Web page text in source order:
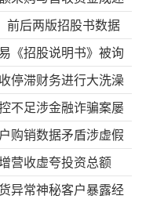
力大幅下滑股东违规
前后两版招股书数据
恢复”对赌协议
《招股说明书》被询
未还涉跨境洗钱或涉
停滞财务进行大洗澡
就被监管信披或失
不足涉金融诈骗案屡
能力缩水踩雷债劵违
购销数据矛盾涉虚假
可恢复对赌协议闯
营收虚夸投资总额
下滑债务压顶却急
异常神秘客户暴露经